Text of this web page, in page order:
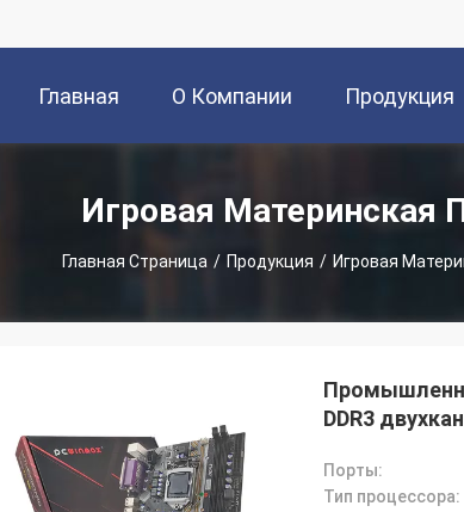
Главная
Страница
О Компании Продукция
Игровая Материнская
Главная Страница / Продукция / Игровая
DDR3
Порты:
Тип процессора: